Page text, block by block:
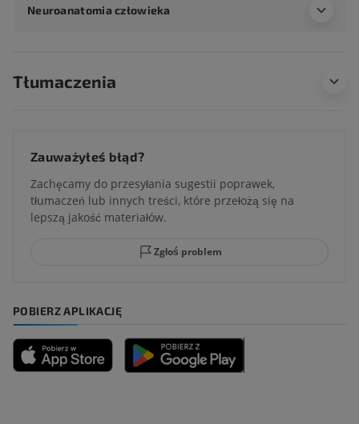
Neuroanatomia człowieka
Tłumaczenia
Zauważyłeś błąd?
Zachęcamy do przesyłania sugestii poprawek,
tłumaczeń lub innych treści, które przełożą się na
lepszą jakość materiałów.
Zgłoś problem
POBIERZ APLIKACJĘ